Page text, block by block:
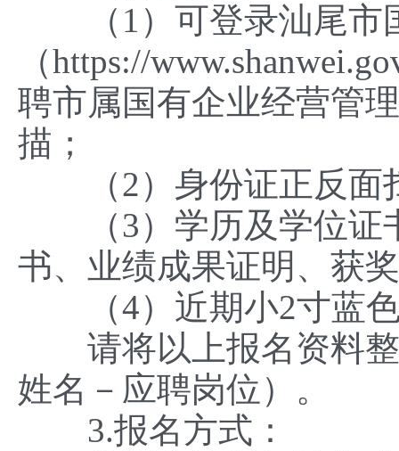
（1）可登录汕尾市
（https://
聘市属国有企业经营管
描；
（2）身份证正反面
（3）学历及学位证
书、业绩成果证明、获
（4）近期小2寸蓝色
请将以上报名资料整
姓名－应聘岗位）。
3.报名方式：